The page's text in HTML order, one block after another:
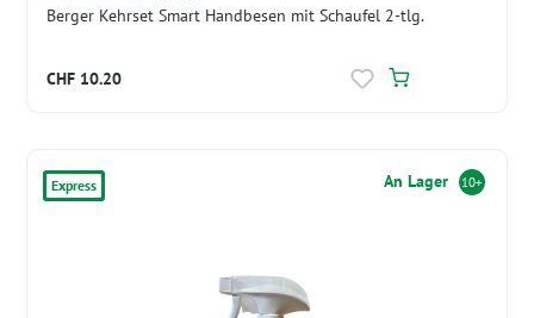
Berger Kehrset Smart Handbesen mit Schaufel 2-tlg.
CHF 10.20
Express An Lager 10+